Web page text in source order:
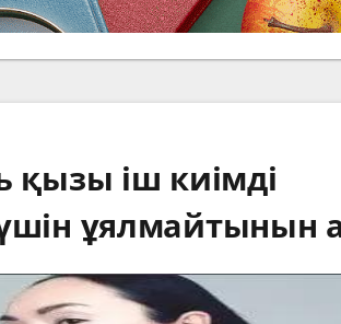
қызы іш киімді
ұялмайтынын